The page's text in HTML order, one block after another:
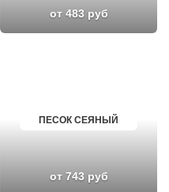
от 483 руб
ПЕСОК СЕЯНЫЙ
от 743 руб